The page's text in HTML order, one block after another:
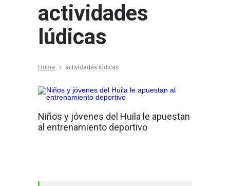
actividades
lúdicas
Home actividades lúdicas
Niños y jóvenes del Huila le apuestan
al entrenamiento deportivo